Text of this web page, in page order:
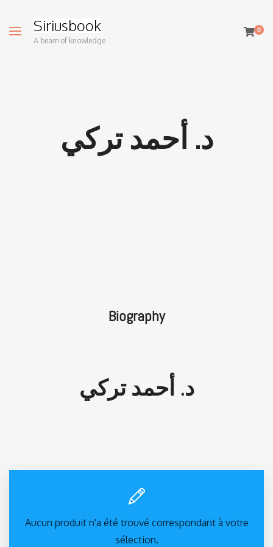
Siriusbook
A beam of knowledge
0
د. أحمد تركي
Biography
د. أحمد تركي
Aucun produit n'a été trouvé correspondant à votre
sélection.